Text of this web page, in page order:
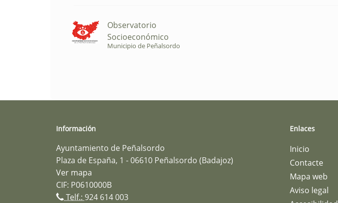
Observatorio
Socioeconómico
Municipio de Peñalsordo
Información
Ayuntamiento de Peñalsordo
Plaza de España, 1 - 06610 Peñalsordo (Badajoz)
Ver mapa
CIF: P0610000B
Telf.: 924 614 003
Enlaces
Inicio
Contacte
Mapa web
Aviso legal